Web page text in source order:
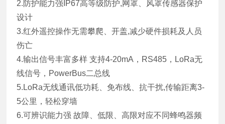
2.防护能力强IP67高等级防护,网罩、风罩传感器保护
设计
3.红外遥控操作无需攀爬、开盖,减少硬件损耗及人员
伤亡
4.输出信号丰富多样 支持4-20mA，RS485，LoRa无
线信号，PowerBus二总线
5.LoRa无线通讯低功耗、免布线、抗干扰,传输距离3-
5公里，轻松穿墙
6.可辨识能力强 故障、低限、高限对应不同蜂鸣器频